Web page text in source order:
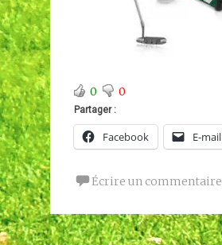
0 0
Partager :
Facebook E-mail
Écrire un commentaire